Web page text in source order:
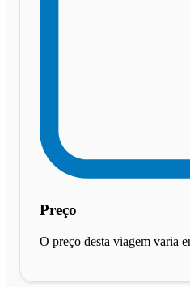
Preço
O preço desta viagem varia